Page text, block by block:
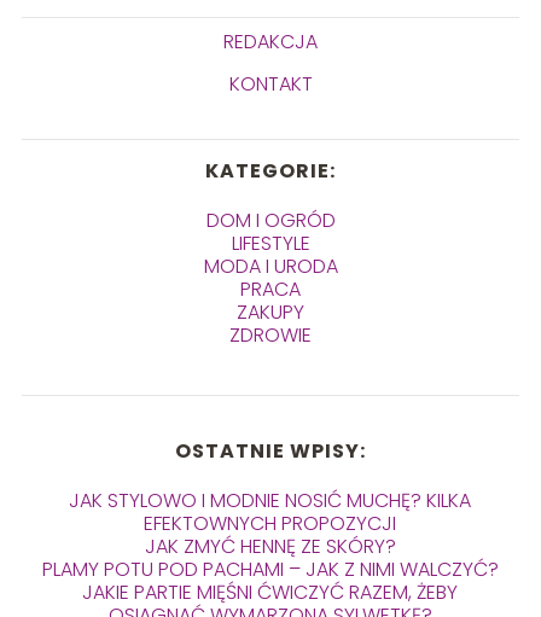
REDAKCJA
KONTAKT
KATEGORIE:
DOM I OGRÓD
LIFESTYLE
MODA I URODA
PRACA
ZAKUPY
ZDROWIE
OSTATNIE WPISY:
JAK STYLOWO I MODNIE NOSIĆ MUCHĘ? KILKA
EFEKTOWNYCH PROPOZYCJI
JAK ZMYĆ HENNĘ ZE SKÓRY?
PLAMY POTU POD PACHAMI – JAK Z NIMI WALCZYĆ?
JAKIE PARTIE MIĘŚNI ĆWICZYĆ RAZEM, ŻEBY